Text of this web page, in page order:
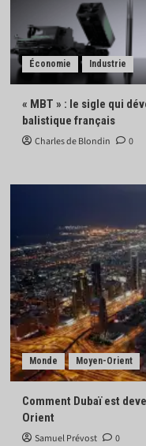
Économie Industrie
« MBT » : le sigle qui
balistique français
Charles de Blondin 0
Monde Moyen-Orient
Comment Dubaï est
Orient
Samuel Prévost 0